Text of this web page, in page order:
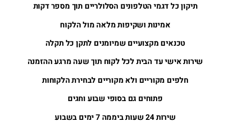
תיקון כל דגמי הטלפונים הסלולריים תוך מספר דקות
אמינות ושקיפות מלאה מול הלקוח
טכנאים מקצועיים שמיומנים לתקן כל תקלה
שירות אישי עד הבית לכל לקוח תוך שעה מרגע ההזמנה
חלפים מקוריים ולא מקוריים לבחירת הלקוחות
פתוחים גם בסופי שבוע וחגים
שירות 24 שעות ביממה 7 ימים בשבוע